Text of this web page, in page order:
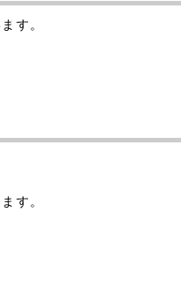
す。
す。